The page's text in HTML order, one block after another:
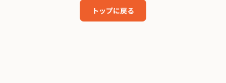
トップに戻る